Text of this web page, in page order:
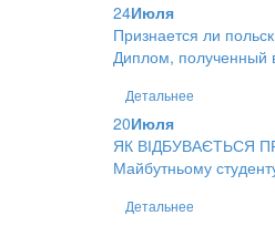
24Июля
Признается ли
Диплом, полученный
Детальнее
20Июля
ЯК ВІДБУВАЄТЬСЯ
Майбутньому
Детальнее